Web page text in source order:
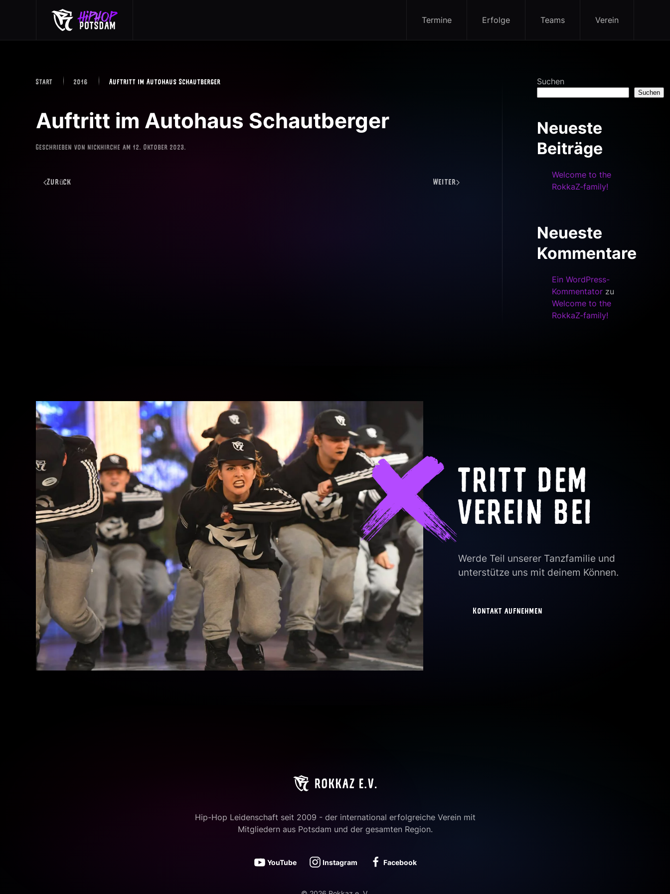
Skip to main content Termine Erfolge Teams Verein
Start 2016 Auftritt im Autohaus Schautberger
Auftritt im Autohaus Schautberger
Geschrieben von nickhirche am 12. Oktober 2023.
Zurück Weiter
Suchen
Suchen
Neueste
Beiträge
Welcome to the
RokkaZ-family!
Neueste
Kommentare
Ein WordPress-
Kommentator zu
Welcome to the
RokkaZ-family!
TRITT DEM
VEREIN BEI
Werde Teil unserer Tanzfamilie und
unterstütze uns mit deinem Können.
Kontakt aufnehmen
Hip-Hop Leidenschaft seit 2009 - der international erfolgreiche Verein mit
Mitgliedern aus Potsdam und der gesamten Region.
YouTube Instagram Facebook